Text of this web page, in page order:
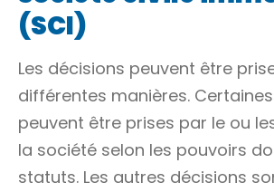
(SCI)
Les décisions peuvent être
différentes manières.
peuvent être prises par le ou
la société selon les pouvoirs
statuts. Les autres décisions